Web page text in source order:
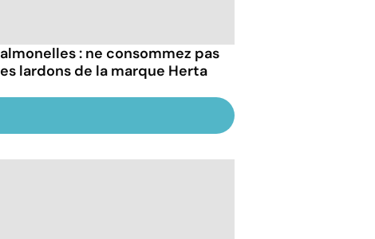
: ne consommez pas
lardons de la marque Herta